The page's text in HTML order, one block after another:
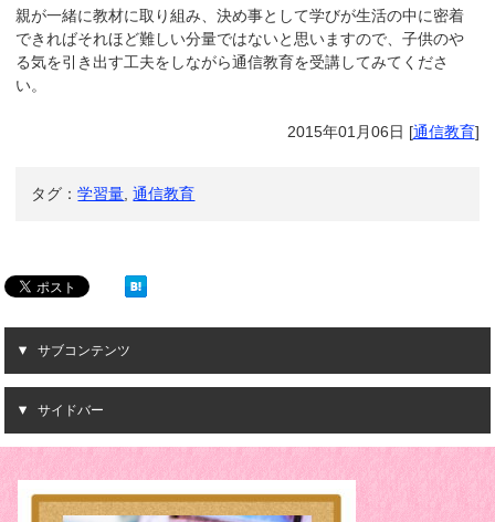
親が一緒に教材に取り組み、決め事として学びが生活の中に密着
できればそれほど難しい分量ではないと思いますので、子供のや
る気を引き出す工夫をしながら通信教育を受講してみてくださ
い。
2015年01月06日 [通信教育]
タグ：学習量 ,通信教育
サブコンテンツ
サイドバー